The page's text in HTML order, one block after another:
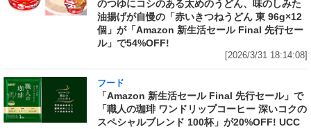
のつゆにコシのある太めのうどん、味のしみた
油揚げが自慢の「赤いきつねうどん 東 96g×12
個」が「Amazon 新生活セール Final 先行セー
ル」で54%OFF!
[2026/3/31 18:14:08]
フード
「Amazon 新生活セール Final 先行セール」で
「職人の珈琲 ワンドリップコーヒー 深いコクの
スペシャルブレンド 100杯」が20%OFF! UCC